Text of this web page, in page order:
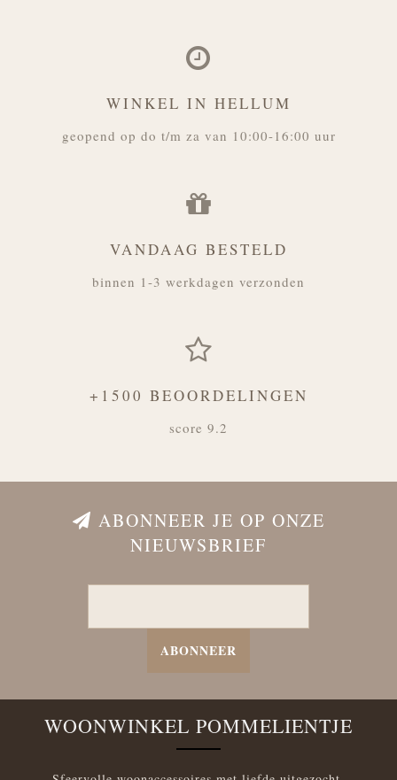
WINKEL IN HELLUM
geopend op do t/m za van 10:00-16:00 uur
VANDAAG BESTELD
binnen 1-3 werkdagen verzonden
+1500 BEOORDELINGEN
score 9.2
ABONNEER JE OP ONZE
NIEUWSBRIEF
ABONNEER
WOONWINKEL POMMELIENTJE